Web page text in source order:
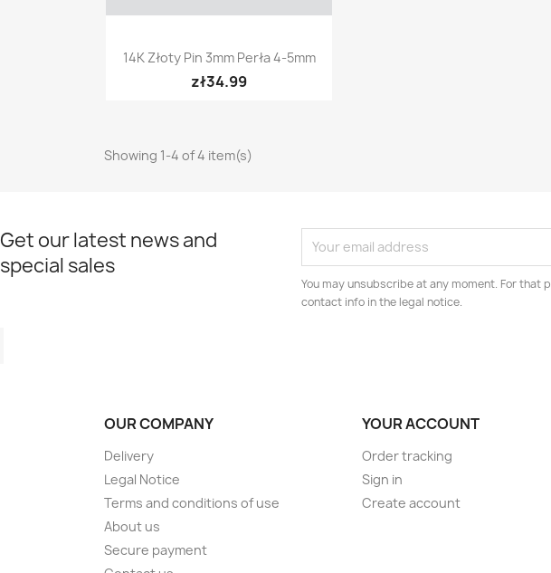
Quick view
14K Złoty Pin 3mm Perła 4-5mm
zł34.99
Showing 1-4 of 4 item(s)
Get our latest news and
special sales
You may unsubscribe at any moment. For that
contact info in the legal notice.
OUR COMPANY
Delivery
Legal Notice
Terms and conditions of use
About us
Secure payment
YOUR ACCOUNT
Order tracking
Sign in
Create account